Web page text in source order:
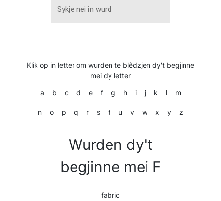
Sykje nei in wurd
Klik op in letter om wurden te blêdzjen dy't begjinne
mei dy letter
a b c d e f g h i j k l m
n o p q r s t u v w x y z
Wurden dy't
begjinne mei F
fabric